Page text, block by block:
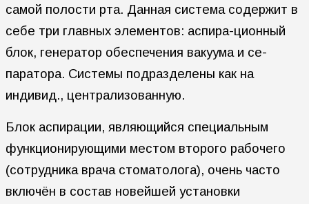
самой полости рта. Данная система содержит в
себе три главных элементов: аспира-ционный
блок, генератор обеспечения вакуума и се-
паратора. Системы подразделены как на
индивид., централизованную.
Блок аспирации, являющийся специальным
функционирующими местом второго рабочего
(сотрудника врача стоматолога), очень часто
включён в состав новейшей установки